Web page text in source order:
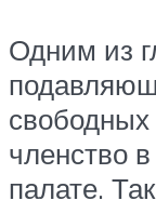
Одним из
членство
палате.